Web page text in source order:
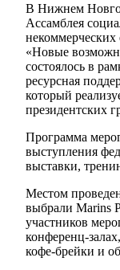
В Нижнем
Ассамблея
«Новые
состоялось в
ресурсная
который
президентских
Программа
выступления
выставки,
Местом
выбрали Marins
участников
конференц-
кофе-брейки и